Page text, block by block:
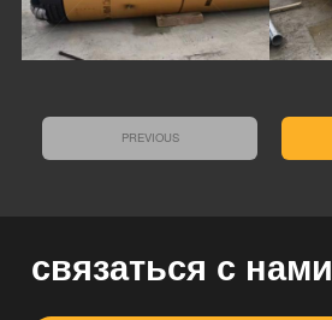
PREVIOUS
связаться с нами